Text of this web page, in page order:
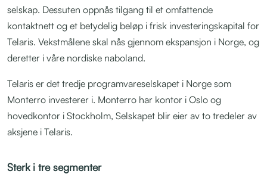
selskap. Dessuten oppnås tilgang til et omfattende
kontaktnett og et betydelig beløp i frisk investeringskapital for
Telaris. Vekstmålene skal nås gjennom ekspansjon i Norge, og
deretter i våre nordiske naboland.
Telaris er det tredje programvareselskapet i Norge som
Monterro investerer i. Monterro har kontor i Oslo og
hovedkontor i Stockholm, Selskapet blir eier av to tredeler av
aksjene i Telaris.
Sterk i tre segmenter